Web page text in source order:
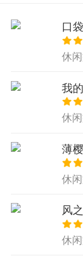
口
休
我
休
薄
休
风
休